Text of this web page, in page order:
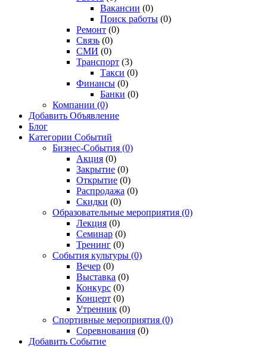
Вакансии (0)
Поиск работы (0)
Ремонт (0)
Связь (0)
СМИ (0)
Транспорт (3)
Такси (0)
Финансы (0)
Банки (0)
Компании (0)
Добавить Объявление
Блог
Категории Событий
Бизнес-События (0)
Акция (0)
Закрытие (0)
Открытие (0)
Распродажа (0)
Скидки (0)
Образовательные мероприятия (0)
Лекция (0)
Семинар (0)
Тренинг (0)
События культуры (0)
Вечер (0)
Выставка (0)
Конкурс (0)
Концерт (0)
Утренник (0)
Спортивные мероприятия (0)
Соревнования (0)
Добавить Событие